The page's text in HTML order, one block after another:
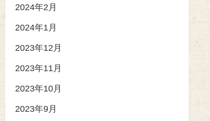
2024年2月
2024年1月
2023年12月
2023年11月
2023年10月
2023年9月